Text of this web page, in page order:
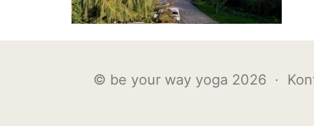
© be your way yoga 2026 ·